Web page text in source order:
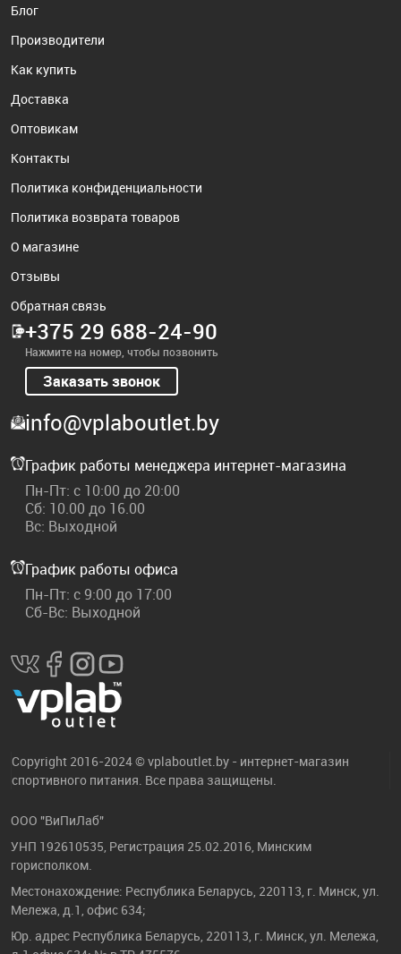
Блог
Производители
Как купить
Доставка
Оптовикам
Контакты
Политика конфиденциальности
Политика возврата товаров
О магазине
Отзывы
Обратная связь
+375 29 688-24-90
Нажмите на номер, чтобы позвонить
Заказать звонок
info@vplaboutlet.by
График работы менеджера интернет-магазина
Пн-Пт: с 10:00 до 20:00
Сб: 10.00 до 16.00
Вс: Выходной
График работы офиса
Пн-Пт: с 9:00 до 17:00
Сб-Вс: Выходной
Copyright 2016-2024 © vplaboutlet.by - интернет-магазин
спортивного питания. Все права защищены.
ООО "ВиПиЛаб"
УНП 192610535, Регистрация 25.02.2016, Минским
горисполком.
Местонахождение: Республика Беларусь, 220113, г. Минск, ул.
Мележа, д.1, офис 634;
Юр. адрес Республика Беларусь, 220113, г. Минск, ул. Мележа,